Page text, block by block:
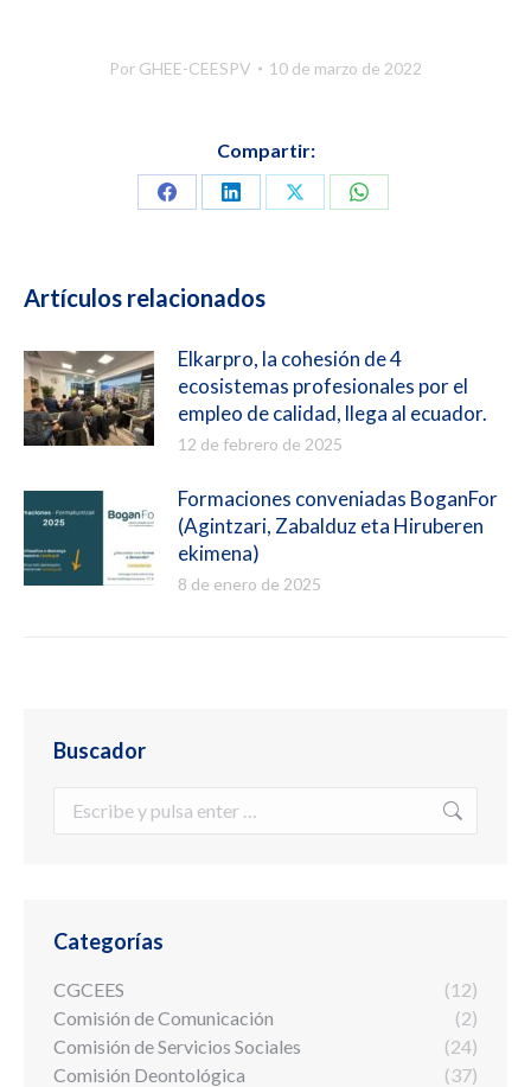
Por GHEE-CEESPV 10 de marzo de 2022
Compartir:
CompartirCompartirCompartirCompartir
Artículos relacionados
Elkarpro, la cohesión de 4
ecosistemas profesionales por el
empleo de calidad, llega al ecuador.
12 de febrero de 2025
Formaciones conveniadas BoganFor
(Agintzari, Zabalduz eta Hiruberen
ekimena)
8 de enero de 2025
Buscador
Categorías
CGCEES
(12)
Comisión de Comunicación
(2)
Comisión de Servicios Sociales
(24)
Comisión Deontológica
(37)